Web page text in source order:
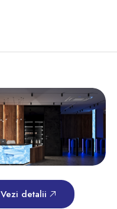
Vezi detalii